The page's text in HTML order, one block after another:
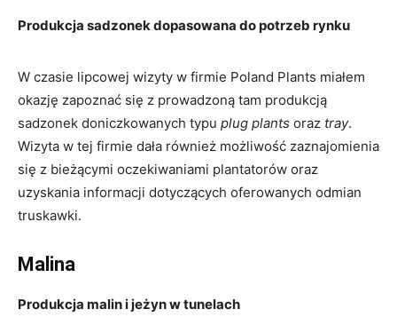
Produkcja sadzonek dopasowana do potrzeb rynku
W czasie lipcowej wizyty w firmie Poland Plants miałem
okazję zapoznać się z prowadzoną tam produkcją
sadzonek doniczkowanych typu plug plants oraz tray.
Wizyta w tej firmie dała również możliwość zaznajomienia
się z bieżącymi oczekiwaniami plantatorów oraz
uzyskania informacji dotyczących oferowanych odmian
truskawki.
Malina
Produkcja malin i jeżyn w tunelach